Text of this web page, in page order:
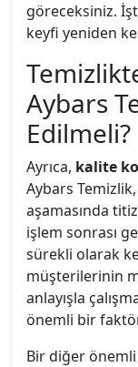
göreceksiniz.
keyfi yeniden
Aybars
Edilmeli?
Ayrıca, kalite
Aybars
aşamasında
işlem sonrası
sürekli olarak
müşterilerinin
anlayışla
önemli bir
Bir diğer